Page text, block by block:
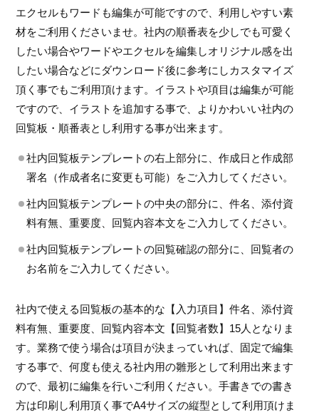
エクセルもワードも編集が可能ですので、利用しやすい素
材をご利用くださいませ。社内の順番表を少しでも可愛く
したい場合やワードやエクセルを編集しオリジナル感を出
したい場合などにダウンロード後に参考にしカスタマイズ
頂く事でもご利用頂けます。イラストや項目は編集が可能
ですので、イラストを追加する事で、よりかわいい社内の
回覧板・順番表とし利用する事が出来ます。
社内回覧板テンプレートの右上部分に、作成日と作成部
署名（作成者名に変更も可能）をご入力してください。
社内回覧板テンプレートの中央の部分に、件名、添付資
料有無、重要度、回覧内容本文をご入力してください。
社内回覧板テンプレートの回覧確認の部分に、回覧者の
お名前をご入力してください。
社内で使える回覧板の基本的な【入力項目】件名、添付資
料有無、重要度、回覧内容本文【回覧者数】15人となりま
す。業務で使う場合は項目が決まっていれば、固定で編集
する事で、何度も使える社内用の雛形として利用出来ます
ので、最初に編集を行いご利用ください。手書きでの書き
方は印刷し利用頂く事でA4サイズの縦型として利用頂けま